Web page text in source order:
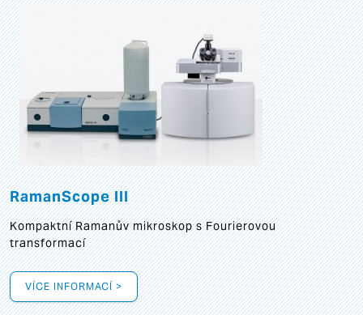
RamanScope III
Kompaktní Ramanův mikroskop s Fourierovou
transformací
VÍCE INFORMACÍ >